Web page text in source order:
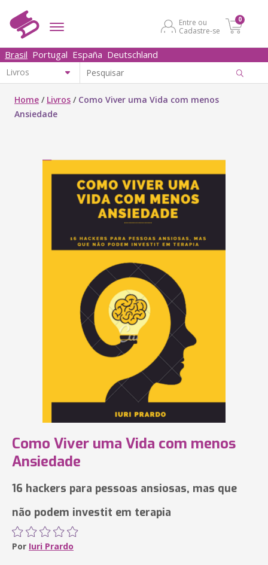
Entre ou
Cadastre-se
0
Brasil Portugal España Deutschland
Home / Livros / Como Viver uma Vida com menos
Ansiedade
Como Viver uma Vida com menos
Ansiedade
16 hackers para pessoas ansiosas, mas que
não podem investit em terapia
Por Iuri Prardo